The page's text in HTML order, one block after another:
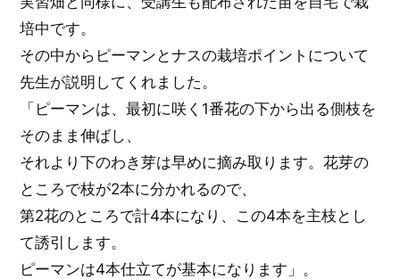
培中です。
その中からピーマンとナスの栽培ポイントについて
先生が説明してくれました。
「ピーマンは、最初に咲く1番花の下から出る側枝を
そのまま伸ばし、
それより下のわき芽は早めに摘み取ります。花芽の
ところで枝が2本に分かれるので、
第2花のところで計4本になり、この4本を主枝とし
て誘引します。
ピーマンは4本仕立てが基本になります」。